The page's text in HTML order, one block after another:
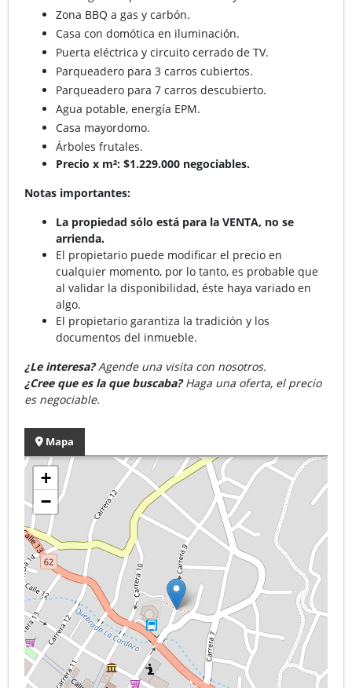
Zona BBQ a gas y carbón.
Casa con domótica en iluminación.
Puerta eléctrica y circuito cerrado de TV.
Parqueadero para 3 carros cubiertos.
Parqueadero para 7 carros descubierto.
Agua potable, energía EPM.
Casa mayordomo.
Árboles frutales.
Precio x m²: $1.229.000 negociables.
Notas importantes:
La propiedad sólo está para la VENTA, no se
arrienda.
El propietario puede modificar el precio en
cualquier momento, por lo tanto, es probable que
al validar la disponibilidad, éste haya variado en
algo.
El propietario garantiza la tradición y los
documentos del inmueble.
¿Le interesa?Agende una visita con nosotros.
¿Cree que es la que buscaba?Haga una oferta, el precio
es negociable.
Mapa
+
−